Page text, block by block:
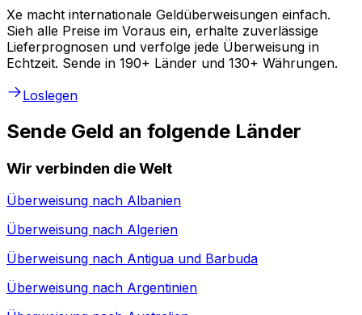
Xe macht internationale Geldüberweisungen einfach.
Sieh alle Preise im Voraus ein, erhalte zuverlässige
Lieferprognosen und verfolge jede Überweisung in
Echtzeit. Sende in 190+ Länder und 130+ Währungen.
Loslegen
Sende Geld an folgende Länder
Wir verbinden die Welt
Überweisung nach Albanien
Überweisung nach Algerien
Überweisung nach Antigua und Barbuda
Überweisung nach Argentinien